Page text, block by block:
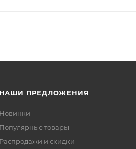
НАШИ ПРЕДЛОЖЕНИЯ
Новинки
Популярные товары
Распродажи и скидки